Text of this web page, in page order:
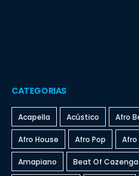
CATEGORIAS
Acapella Acústico Afro
Afro House Afro Pop Afro
Amapiano Beat Of Cazenga